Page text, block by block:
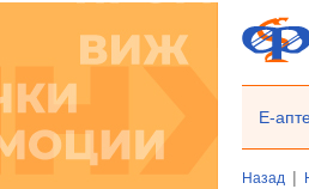
Е-
Назад |